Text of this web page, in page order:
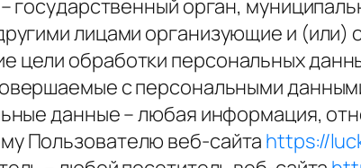
государственный орган,
лицами организующие и
цели обработки персональных
с персональными
данные – любая информация,
Пользователю веб-сайта https://